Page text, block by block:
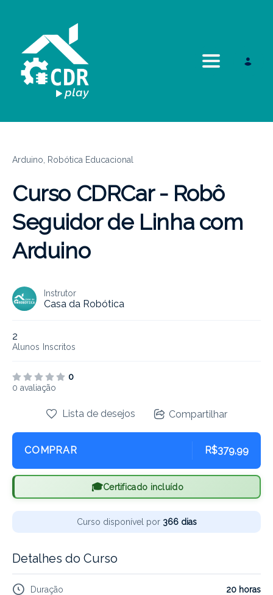
Toggle
Arduino, Robótica Educacional
Curso CDRCar - Robô
Seguidor de Linha com
Arduino
Instrutor
Casa da Robótica
2
Alunos Inscritos
0
0 avaliação
Lista de desejos Compartilhar
COMPRAR R$379,99
Certificado incluído
Curso disponível por 366 dias
Detalhes do Curso
Duração 20 horas